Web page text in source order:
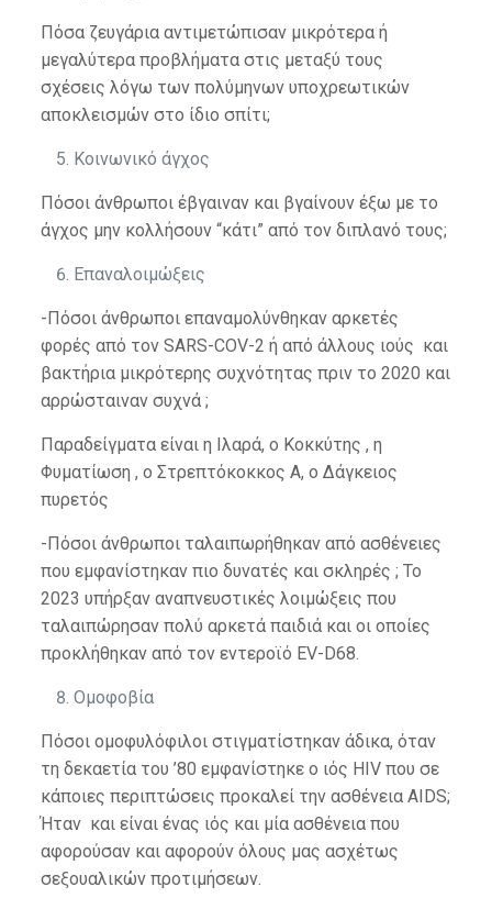
Πόσα ζευγάρια αντιμετώπισαν μικρότερα ή
μεγαλύτερα προβλήματα στις μεταξύ τους
σχέσεις λόγω των πολύμηνων υποχρεωτικών
αποκλεισμών στο ίδιο σπίτι;
Κοινωνικό άγχος
Πόσοι άνθρωποι έβγαιναν και βγαίνουν έξω με το
άγχος μην κολλήσουν “κάτι” από τον διπλανό τους;
Επαναλοιμώξεις
-Πόσοι άνθρωποι επαναμολύνθηκαν αρκετές
φορές από τον SARS-COV-2 ή από άλλους ιούς και
βακτήρια μικρότερης συχνότητας πριν το 2020 και
αρρώσταιναν συχνά ;
Παραδείγματα είναι η Ιλαρά, ο Κοκκύτης , η
Φυματίωση , ο Στρεπτόκοκκος Α, ο Δάγκειος
πυρετός
-Πόσοι άνθρωποι ταλαιπωρήθηκαν από ασθένειες
που εμφανίστηκαν πιο δυνατές και σκληρές ; Το
2023 υπήρξαν αναπνευστικές λοιμώξεις που
ταλαιπώρησαν πολύ αρκετά παιδιά και οι οποίες
προκλήθηκαν από τον εντεροϊό EV-D68.
Ομοφοβία
Πόσοι ομοφυλόφιλοι στιγματίστηκαν άδικα, όταν
τη δεκαετία του ’80 εμφανίστηκε ο ιός HIV που σε
κάποιες περιπτώσεις προκαλεί την ασθένεια AIDS;
Ήταν και είναι ένας ιός και μία ασθένεια που
αφορούσαν και αφορούν όλους μας ασχέτως
σεξουαλικών προτιμήσεων.